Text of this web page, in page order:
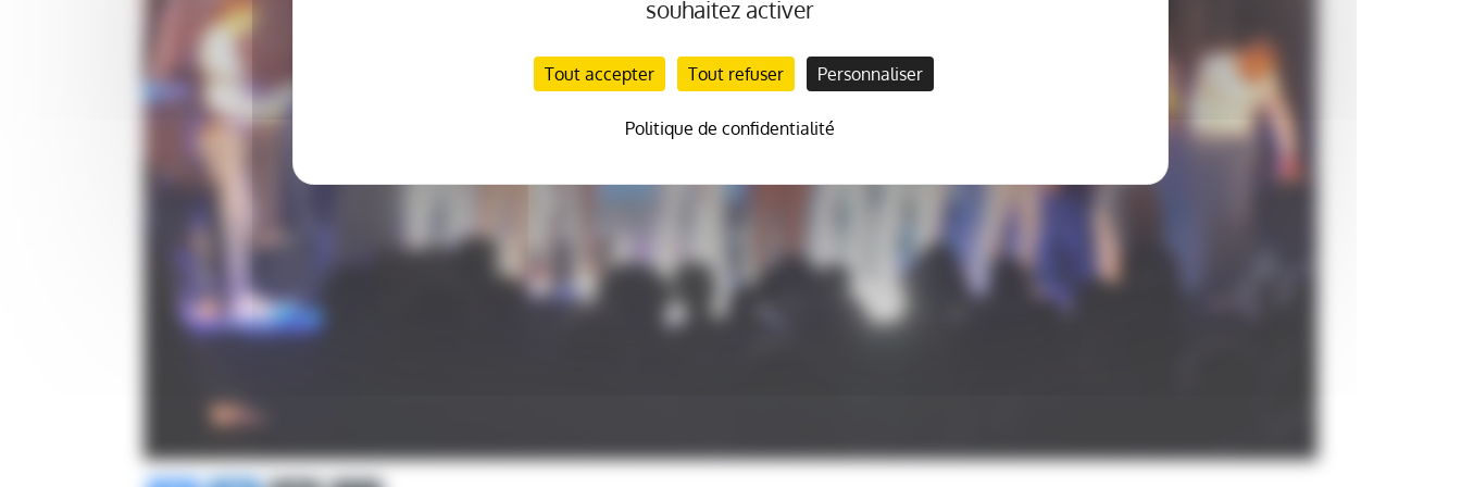
souhaitez activer
Tout accepter Tout refuser Personnaliser
Politique de confidentialité